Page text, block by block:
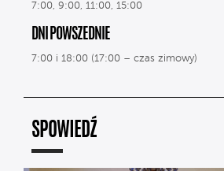
7:00, 9:00, 11:00, 15:00
DNI POWSZEDNIE
7:00 i 18:00 (17:00 – czas zimowy)
SPOWIEDŹ